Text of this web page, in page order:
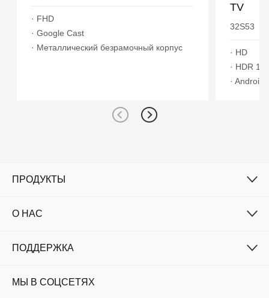
· FHD
· Google Cast
· Металлический безрамочный корпус
TV
32S53
· HD
· HDR 10
· Android
ПРОДУКТЫ
О НАС
ПОДДЕРЖКА
МЫ В СОЦСЕТЯХ